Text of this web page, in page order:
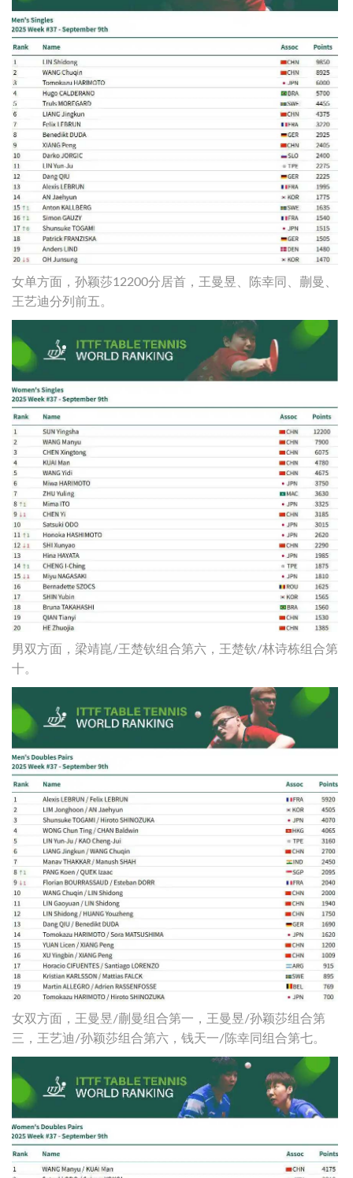
女单方面，孙颖莎12200分居首，王曼昱、陈幸同、蒯曼、
王艺迪分列前五。
男双方面，梁靖崑/王楚钦组合第六，王楚钦/林诗栋组合第
十。
女双方面，王曼昱/蒯曼组合第一，王曼昱/孙颖莎组合第
三，王艺迪/孙颖莎组合第六，钱天一/陈幸同组合第七。